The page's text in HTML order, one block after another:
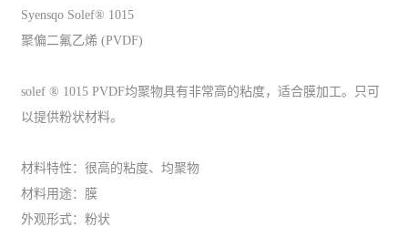
Syensqo Solef® 1015
聚偏二氟乙烯 (PVDF)
solef ® 1015 PVDF均聚物具有非常高的粘度，适合膜加工。只可
以提供粉状材料。
材料特性：很高的粘度、均聚物
材料用途：膜
外观形式：粉状